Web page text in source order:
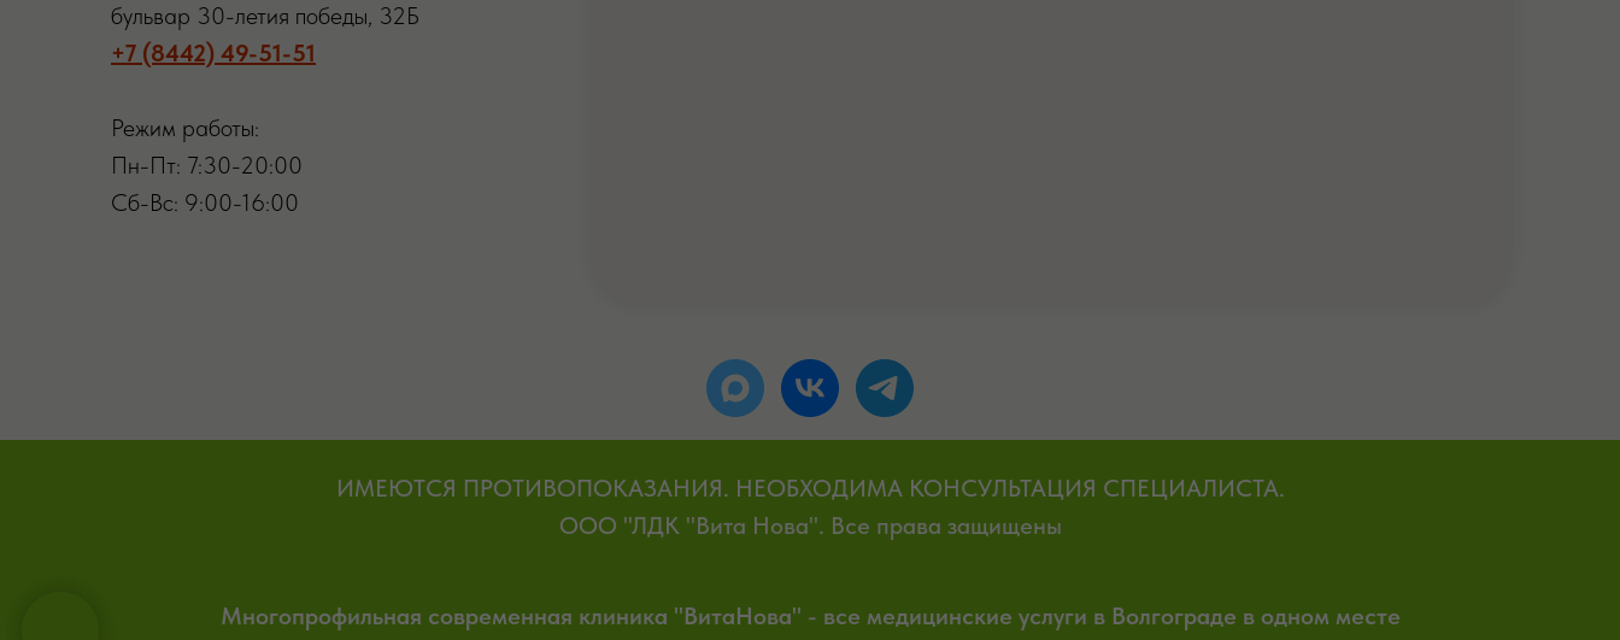
бульвар 30-летия победы, 32Б
+7 (8442) 49-51-51
Режим работы:
Пн-Пт: 7:30-20:00
Сб-Вс: 9:00-16:00
ИМЕЮТСЯ ПРОТИВОПОКАЗАНИЯ. НЕОБХОДИМА КОНСУЛЬТАЦИЯ СПЕЦИАЛИСТА.
ООО "ЛДК "Вита Нова". Все права защищены
Многопрофильная современная клиника "ВитаНова" - все медицинские услуги в Волгограде в одном месте